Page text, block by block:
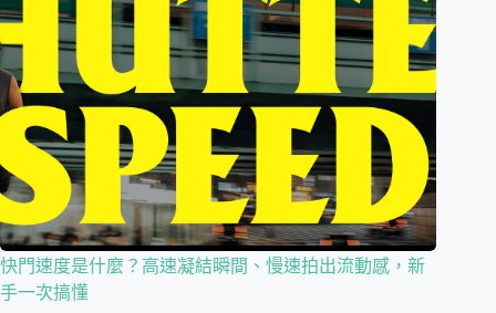
快門速度是什麼？高速凝結瞬間、慢速拍出流動感，新
手一次搞懂